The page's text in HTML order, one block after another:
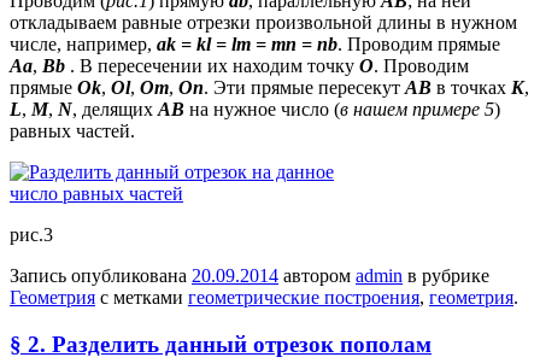
откладываем равные отрезки произвольной длины в нужном
числе, например, ak = kl = lm = mn = nb. Проводим прямые
Aa, Bb . В пересечении их находим точку О. Проводим
прямые Ok, Ol, Om, On. Эти прямые пересекут АВ в точках K,
L, M, N, делящих АВ на нужное число (в нашем примере 5)
равных частей.
рис.3
Запись опубликована 20.09.2014 автором admin в рубрике
Геометрия с метками геометрические построения, геометрия.
§ 2. Разделить данный отрезок пополам